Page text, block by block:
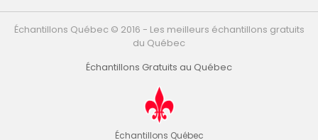
Échantillons Québec © 2016 - Les meilleurs échantillons gratuits
du Québec
Échantillons Gratuits au Québec
Échantillons Québec